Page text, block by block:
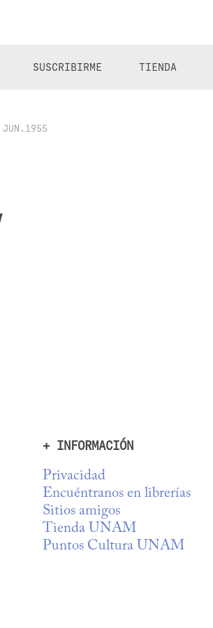
SUSCRIBIRME TIENDA
JUN.1955
+ INFORMACIÓN
Privacidad
Encuéntranos en librerías
Sitios amigos
Tienda UNAM
Puntos Cultura UNAM